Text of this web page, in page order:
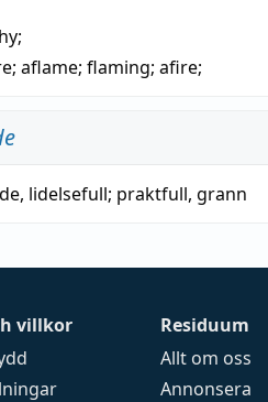
;
; aflame; flaming; afire;
, lidelsefull; praktfull, grann
villkor
Residuum
Allt om oss
Annonsera